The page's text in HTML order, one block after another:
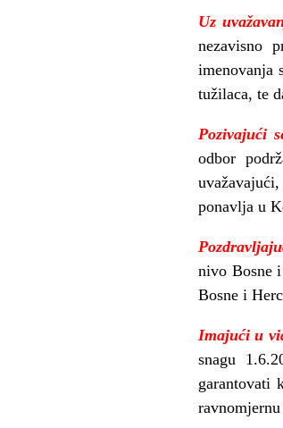
Uz
nezavisno
imenovanja
tužilaca, te
Pozivajući
odbor
ponavlja u
nivo Bosne
Bosne i
Imajući u
snagu
garantovati